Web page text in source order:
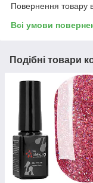
Повернення товару
Всі умови
Подібні товари